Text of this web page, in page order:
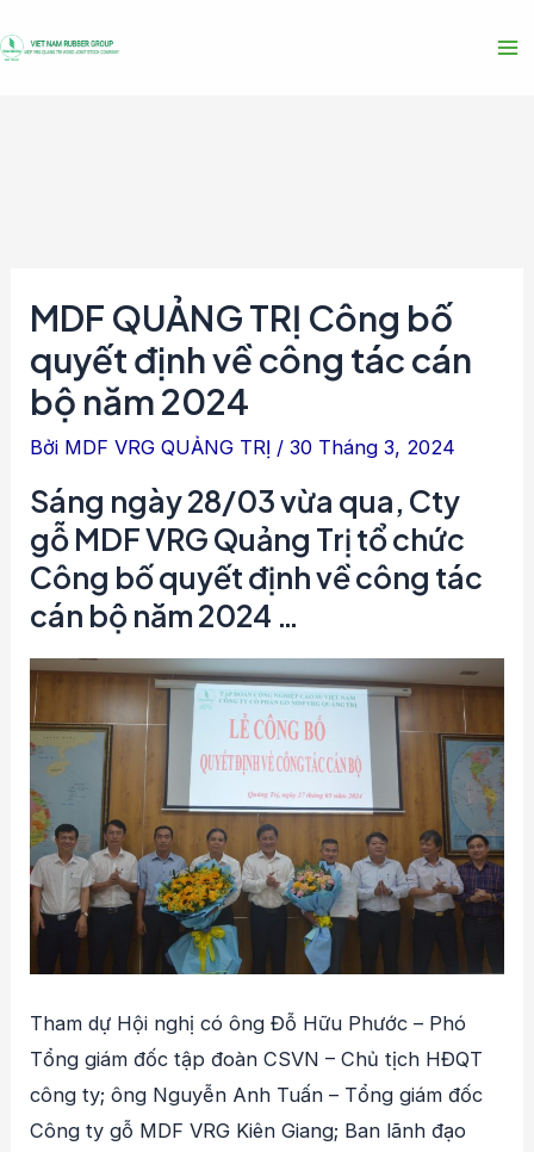
tới
MDF QUẢNG TRỊ Công bố
quyết định về công tác cán
bộ năm 2024
Bởi MDF VRG QUẢNG TRỊ /30 Tháng 3, 2024
Sáng ngày 28/03 vừa qua, Cty
gỗ MDF VRG Quảng Trị tổ chức
Công bố quyết định về công tác
cán bộ năm 2024 …
Tham dự Hội nghị có ông Đỗ Hữu Phước – Phó
Tổng giám đốc tập đoàn CSVN – Chủ tịch HĐQT
công ty; ông Nguyễn Anh Tuấn – Tổng giám đốc
Công ty gỗ MDF VRG Kiên Giang; Ban lãnh đạo
hướng